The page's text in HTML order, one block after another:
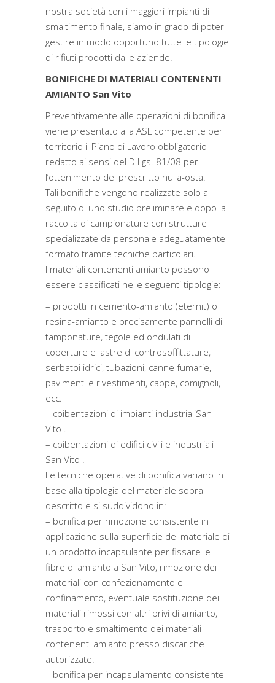
nostra società con i maggiori impianti di
smaltimento finale, siamo in grado di poter
gestire in modo opportuno tutte le tipologie
di rifiuti prodotti dalle aziende.
BONIFICHE DI MATERIALI CONTENENTI
AMIANTO San Vito
Preventivamente alle operazioni di bonifica
viene presentato alla ASL competente per
territorio il Piano di Lavoro obbligatorio
redatto ai sensi del D.Lgs. 81/08 per
l’ottenimento del prescritto nulla-osta.
Tali bonifiche vengono realizzate solo a
seguito di uno studio preliminare e dopo la
raccolta di campionature con strutture
specializzate da personale adeguatamente
formato tramite tecniche particolari.
I materiali contenenti amianto possono
essere classificati nelle seguenti tipologie:
– prodotti in cemento-amianto (eternit) o
resina-amianto e precisamente pannelli di
tamponature, tegole ed ondulati di
coperture e lastre di controsoffittature,
serbatoi idrici, tubazioni, canne fumarie,
pavimenti e rivestimenti, cappe, comignoli,
ecc.
– coibentazioni di impianti industrialiSan
Vito .
– coibentazioni di edifici civili e industriali
San Vito .
Le tecniche operative di bonifica variano in
base alla tipologia del materiale sopra
descritto e si suddividono in:
– bonifica per rimozione consistente in
applicazione sulla superficie del materiale di
un prodotto incapsulante per fissare le
fibre di amianto a San Vito, rimozione dei
materiali con confezionamento e
confinamento, eventuale sostituzione dei
materiali rimossi con altri privi di amianto,
trasporto e smaltimento dei materiali
contenenti amianto presso discariche
autorizzate.
– bonifica per incapsulamento consistente